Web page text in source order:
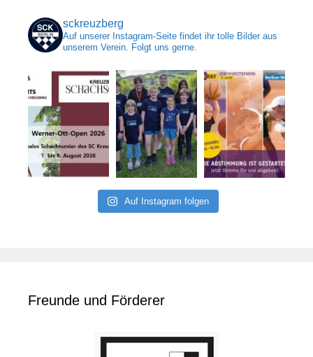
sckreuzberg
Auf unserer Instagram-Seite findet ihr tolle Bilder aus
unserem Verein. Folgt uns gerne.
Auf Instagram folgen
Freunde und Förderer